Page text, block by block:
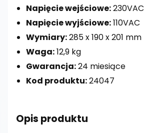
Napięcie wejściowe:230VAC
Napięcie wyjściowe:110VAC
Wymiary:285 x 190 x 201 mm
Waga:12,9 kg
Gwarancja:24 miesiące
Kod produktu:24047
Opis produktu